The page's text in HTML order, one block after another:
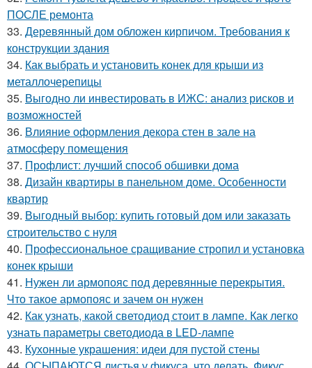
ПОСЛЕ ремонта
33. Деревянный дом обложен кирпичом. Требования к
конструкции здания
34. Как выбрать и установить конек для крыши из
металлочерепицы
35. Выгодно ли инвестировать в ИЖС: анализ рисков и
возможностей
36. Влияние оформления декора стен в зале на
атмосферу помещения
37. Профлист: лучший способ обшивки дома
38. Дизайн квартиры в панельном доме. Особенности
квартир
39. Выгодный выбор: купить готовый дом или заказать
строительство с нуля
40. Профессиональное сращивание стропил и установка
конек крыши
41. Нужен ли армопояс под деревянные перекрытия.
Что такое армопояс и зачем он нужен
42. Как узнать, какой светодиод стоит в лампе. Как легко
узнать параметры светодиода в LED-лампе
43. Кухонные украшения: идеи для пустой стены